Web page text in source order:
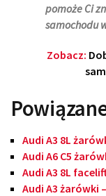
pomoże Ci
samochodu
Zobacz:
Audi A3 8L
Audi A6 C5
Audi A3 8L
Audi A3 żarówki